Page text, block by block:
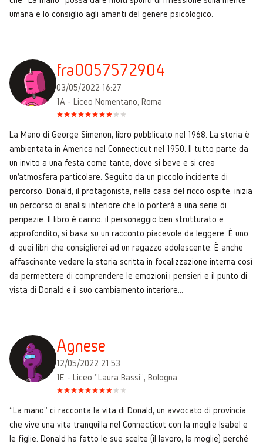
umana e lo consiglio agli amanti del genere psicologico.
fra0057572904
03/05/2022 16:27
1A - Liceo Nomentano, Roma
La Mano di George Simenon, libro pubblicato nel 1968. La storia è
ambientata in America nel Connecticut nel 1950. Il tutto parte da
un invito a una festa come tante, dove si beve e si crea
un'atmosfera particolare. Seguito da un piccolo incidente di
percorso, Donald, il protagonista, nella casa del ricco ospite, inizia
un percorso di analisi interiore che lo porterà a una serie di
peripezie. Il libro è carino, il personaggio ben strutturato e
approfondito, si basa su un racconto piacevole da leggere. È uno
di quei libri che consiglierei ad un ragazzo adolescente. È anche
affascinante vedere la storia scritta in focalizzazione interna così
da permettere di comprendere le emozioni,i pensieri e il punto di
vista di Donald e il suo cambiamento interiore...
Agnese
12/05/2022 21:53
1E - Liceo "Laura Bassi", Bologna
“La mano” ci racconta la vita di Donald, un avvocato di provincia
che vive una vita tranquilla nel Connecticut con la moglie Isabel e
le figlie. Donald ha fatto le sue scelte (il lavoro, la moglie) perché